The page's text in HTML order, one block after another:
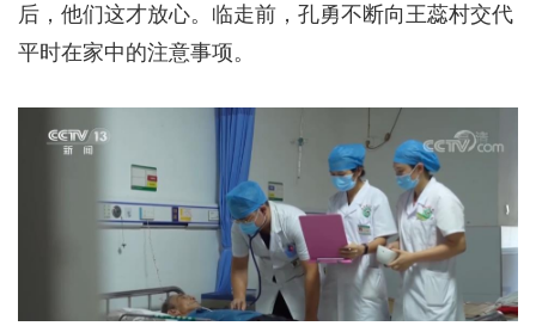
后，他们这才放心。临走前，孔勇不断向王蕊村交代
平时在家中的注意事项。